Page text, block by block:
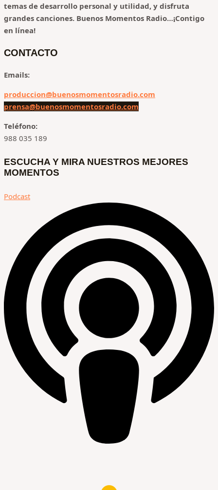
temas de desarrollo personal y utilidad, y disfruta
grandes canciones. Buenos Momentos Radio…¡Contigo
en línea!
CONTACTO
Emails:
produccion@buenosmomentosradio.com
prensa@buenosmomentosradio.com
Teléfono:
988 035 189
ESCUCHA Y MIRA NUESTROS MEJORES
MOMENTOS
Podcast